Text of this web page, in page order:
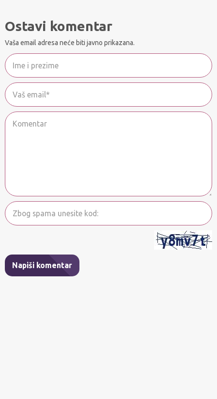
Ostavi komentar
Vaša email adresa neće biti javno prikazana.
Napiši komentar